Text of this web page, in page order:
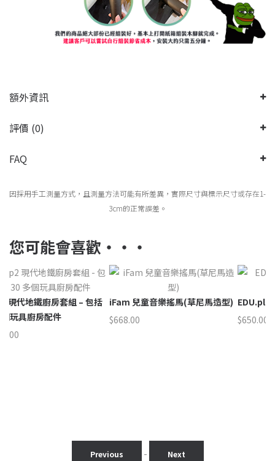
額外資訊
評價 (0)
FAQ
因採用手工測量方式，且測量方法可能有所差異，實際尺寸與標示尺寸或存在1-
3cm的正常誤差。
您可能會喜歡‧‧‧
包括 iFam 兒童音樂搖馬(草尼馬造型)
$668.00
EDU.play 長頸鹿蹺蹺板（2人
Previous - Next